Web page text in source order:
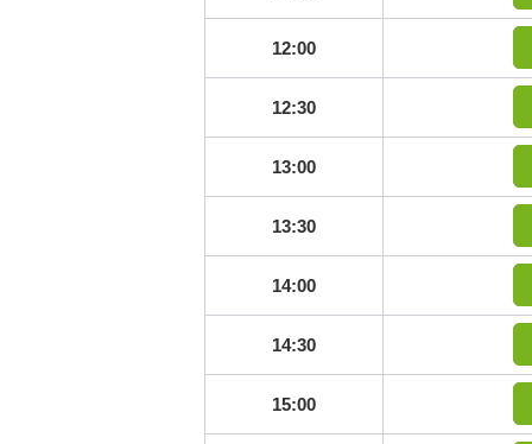
12:00
12:30
13:00
13:30
14:00
14:30
15:00